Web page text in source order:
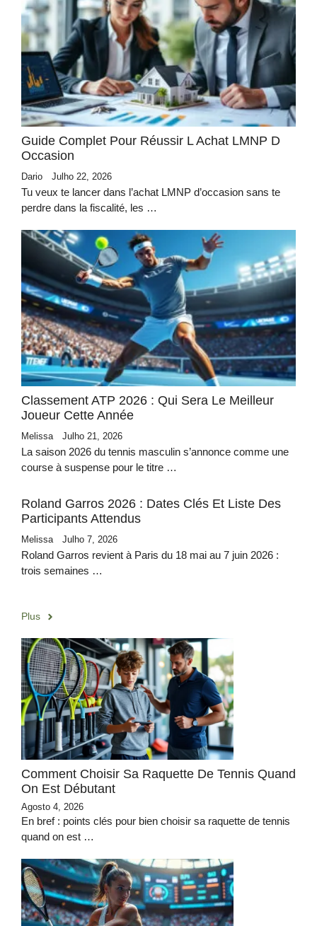
Guide Complet Pour Réussir L Achat LMNP D
Occasion
Dario Julho 22, 2026
Tu veux te lancer dans l’achat LMNP d’occasion sans te
perdre dans la fiscalité, les …
Classement ATP 2026 : Qui Sera Le Meilleur
Joueur Cette Année
Melissa Julho 21, 2026
La saison 2026 du tennis masculin s’annonce comme une
course à suspense pour le titre …
Roland Garros 2026 : Dates Clés Et Liste Des
Participants Attendus
Melissa Julho 7, 2026
Roland Garros revient à Paris du 18 mai au 7 juin 2026 :
trois semaines …
Plus
Comment Choisir Sa Raquette De Tennis Quand
On Est Débutant
Agosto 4, 2026
En bref : points clés pour bien choisir sa raquette de tennis
quand on est …